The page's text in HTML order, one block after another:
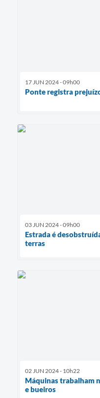
17 JUN 2024 - 09h00
Ponte registra
03 JUN 2024 - 09h00
Estrada é
terras
02 JUN 2024 - 10h22
Máquinas trabalham
e bueiros